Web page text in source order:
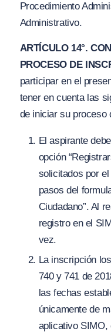
Procedimiento
Administrativo.
ARTÍCULO 14°.
PROCESO DE
participar en el
tener en cuenta las
de iniciar su proceso
El aspirante
opción
solicitados por
pasos del
Ciudadano”. Al
registro en el
vez.
La inscripción
740 y 741 de
las fechas
únicamente de
aplicativo SIMO,